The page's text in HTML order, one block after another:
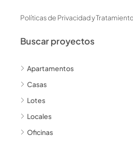
Políticas de Privacidad y
Buscar proyectos
Apartamentos
Casas
Lotes
Locales
Oficinas